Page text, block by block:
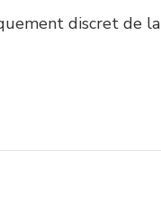
discret de la